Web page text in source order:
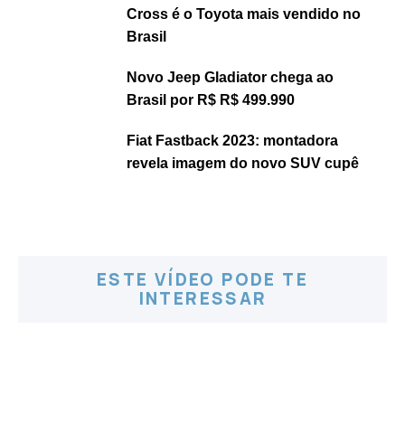
Cross é o Toyota mais vendido no
Brasil
Novo Jeep Gladiator chega ao
Brasil por R$ R$ 499.990
Fiat Fastback 2023: montadora
revela imagem do novo SUV cupê
ESTE VÍDEO PODE TE
INTERESSAR